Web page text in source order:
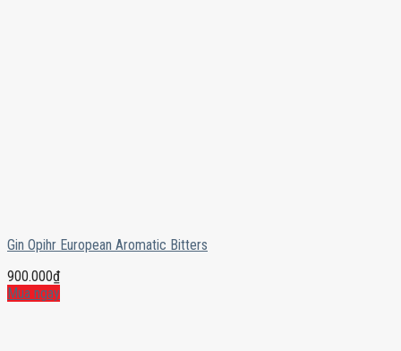
Gin Opihr European Aromatic Bitters
900.000₫
Mua ngay